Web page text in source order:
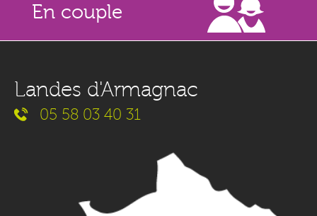
En couple
Landes d'Armagnac
05 58 03 40 31